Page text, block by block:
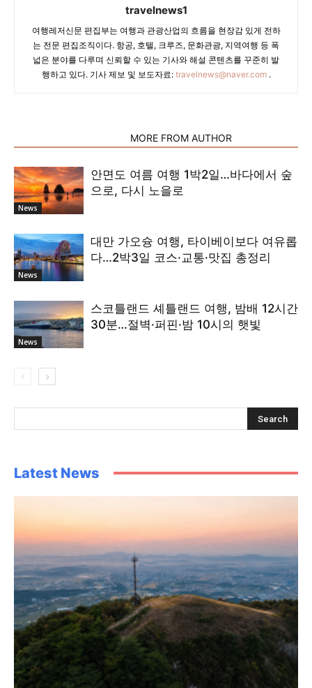
travelnews1
여행레저신문 편집부는 여행과 관광산업의 흐름을 현장감 있게 전하
는 전문 편집조직이다. 항공, 호텔, 크루즈, 문화관광, 지역여행 등 폭
넓은 분야를 다루며 신뢰할 수 있는 기사와 해설 콘텐츠를 꾸준히 발
행하고 있다. 기사 제보 및 보도자료: travelnews@naver.com.
MORE FROM AUTHOR
News
안면도 여름 여행 1박2일…바다에서 숲
으로, 다시 노을로
News
대만 가오슝 여행, 타이베이보다 여유롭
다…2박3일 코스·교통·맛집 총정리
News
스코틀랜드 셰틀랜드 여행, 밤배 12시간
30분…절벽·퍼핀·밤 10시의 햇빛
Latest News